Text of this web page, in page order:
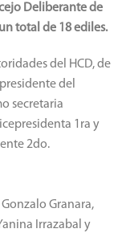
Deliberante de
total de 18 ediles.
del HCD, de
del
secretaria
1ra y
2do.
Granara,
Irrazabal y